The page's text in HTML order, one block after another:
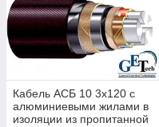
Кабель АСБ 10 3х120 с
алюминиевыми жилами в
изоляции из пропитанной